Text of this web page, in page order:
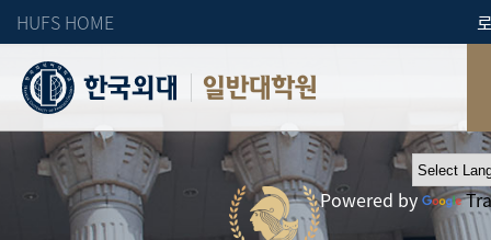
HUFS HOME
일반대학원
Powered by